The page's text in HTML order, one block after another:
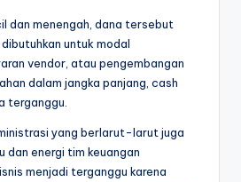
dan menengah, dana tersebut
untuk modal
vendor, atau pengembangan
dalam jangka panjang, cash
terganggu.
yang berlarut-larut juga
energi tim keuangan
menjadi terganggu karena